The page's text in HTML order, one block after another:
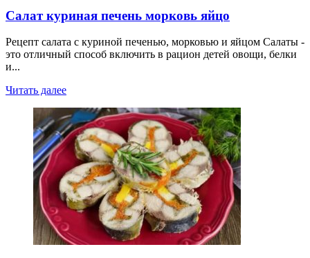
Салат куриная печень морковь яйцо
Рецепт салата с куриной печенью, морковью и яйцом Салаты -
это отличный способ включить в рацион детей овощи, белки
и...
Читать далее